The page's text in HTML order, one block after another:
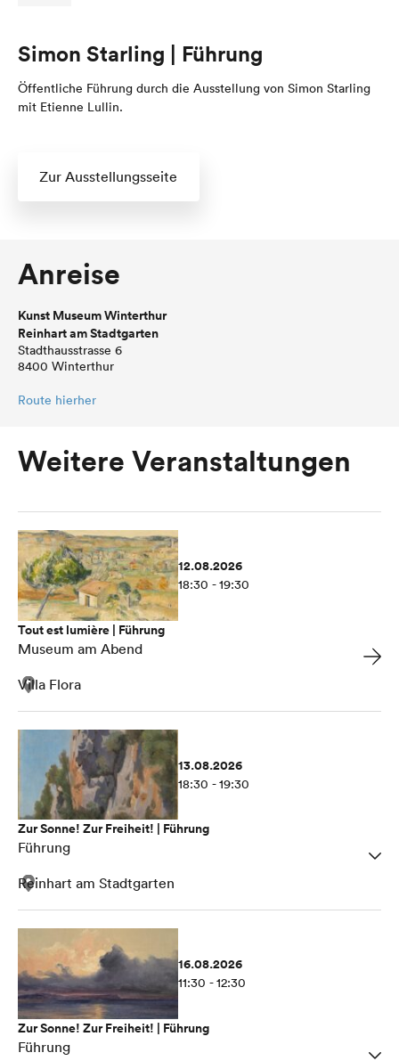
Simon Starling | Führung
Öffentliche Führung durch die Ausstellung von Simon Starling
mit Etienne Lullin.
Zur Ausstellungsseite
Anreise
Kunst Museum Winterthur
Reinhart am Stadtgarten
Stadthausstrasse 6
8400 Winterthur
Route hierher
Weitere Veranstaltungen
12.08.2026
18:30 - 19:30
Tout est lumière | Führung
Museum am Abend
Villa Flora
13.08.2026
18:30 - 19:30
Zur Sonne! Zur Freiheit! | Führung
Führung
Reinhart am Stadtgarten
16.08.2026
11:30 - 12:30
Zur Sonne! Zur Freiheit! | Führung
Führung